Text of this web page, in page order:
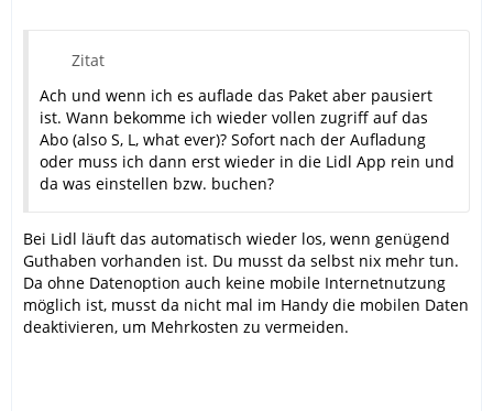
Zitat
Ach und wenn ich es auflade das Paket aber pausiert
ist. Wann bekomme ich wieder vollen zugriff auf das
Abo (also S, L, what ever)? Sofort nach der Aufladung
oder muss ich dann erst wieder in die Lidl App rein und
da was einstellen bzw. buchen?
Bei Lidl läuft das automatisch wieder los, wenn genügend
Guthaben vorhanden ist. Du musst da selbst nix mehr tun.
Da ohne Datenoption auch keine mobile Internetnutzung
möglich ist, musst da nicht mal im Handy die mobilen Daten
deaktivieren, um Mehrkosten zu vermeiden.